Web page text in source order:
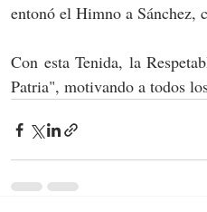
entonó el Himno a Sánchez,
Con esta Tenida, la
Patria", motivando a todos